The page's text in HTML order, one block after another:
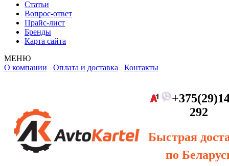
Статьи
Вопрос-ответ
Прайс-лист
Бренды
Карта сайта
МЕНЮ
О компании Оплата и доставка Контакты
292
Быстрая
по